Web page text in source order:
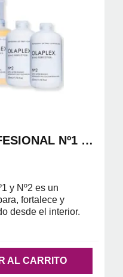
Nº1 Y
y Nº2 es un
fortalece y
desde el interior.
AL CARRITO